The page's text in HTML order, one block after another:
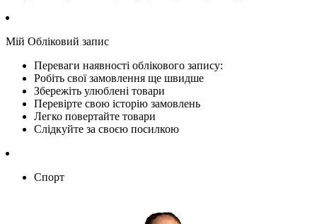
Мій Обліковий запис
Переваги наявності облікового запису:
Робіть свої замовлення ще швидше
Збережіть улюблені товари
Перевірте свою історію замовлень
Легко повертайте товари
Слідкуйте за своєю посилкою
Спорт